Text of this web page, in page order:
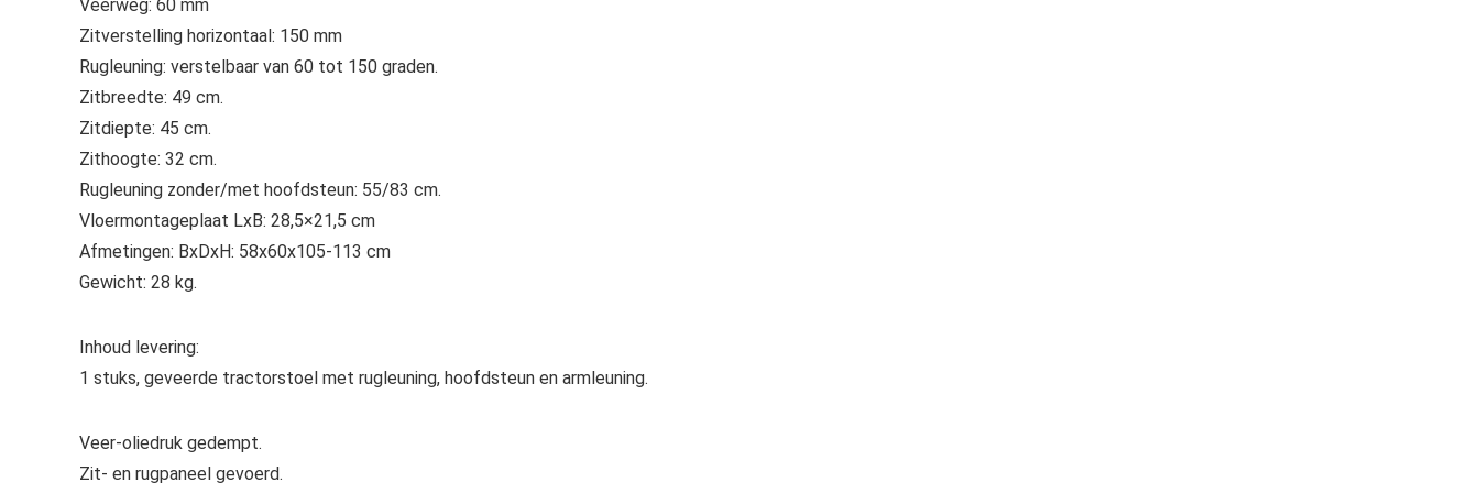
Veerweg: 60 mm
Zitverstelling horizontaal: 150 mm
Rugleuning: verstelbaar van 60 tot 150 graden.
Zitbreedte: 49 cm.
Zitdiepte: 45 cm.
Zithoogte: 32 cm.
Rugleuning zonder/met hoofdsteun: 55/83 cm.
Vloermontageplaat LxB: 28,5×21,5 cm
Afmetingen: BxDxH: 58x60x105-113 cm
Gewicht: 28 kg.
Inhoud levering:
1 stuks, geveerde tractorstoel met rugleuning, hoofdsteun en armleuning.
Veer-oliedruk gedempt.
Zit- en rugpaneel gevoerd.